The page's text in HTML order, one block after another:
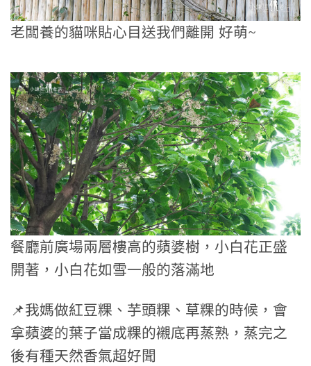
老闆養的貓咪貼心目送我們離開 好萌~
餐廳前廣場兩層樓高的蘋婆樹，小白花正盛
開著， 小白花如雪一般的落滿地
📌我媽做紅豆粿、芋頭粿、草粿的時候，會
拿蘋婆的葉子當成粿的襯底再蒸熟，蒸完之
後有種天然香氣超好聞